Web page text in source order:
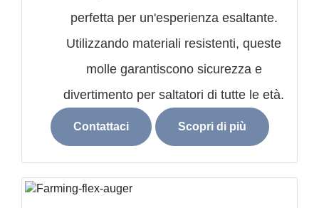
perfetta per un'esperienza esaltante.
Utilizzando materiali resistenti, queste
molle garantiscono sicurezza e
divertimento per saltatori di tutte le età.
Contattaci Scopri di più